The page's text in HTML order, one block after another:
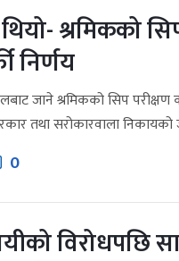
श्रमिकको
निर्णय
जाने श्रमिकको सिप परीक्षण
तथा सरोकारवाला निकायको
0
विरोधपछि